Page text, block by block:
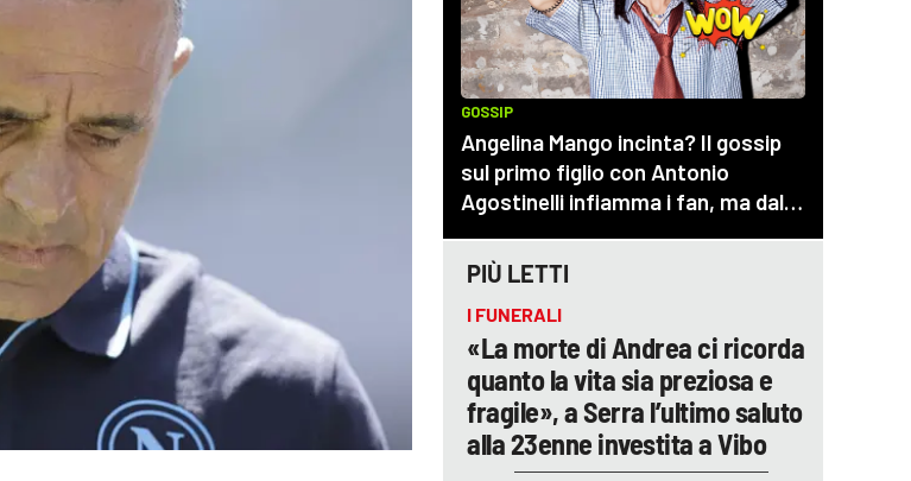
PIÙ LETTI
I FUNERALI
«La morte di Andrea ci ricorda
quanto la vita sia preziosa e
fragile», a Serra l’ultimo saluto
alla 23enne investita a Vibo